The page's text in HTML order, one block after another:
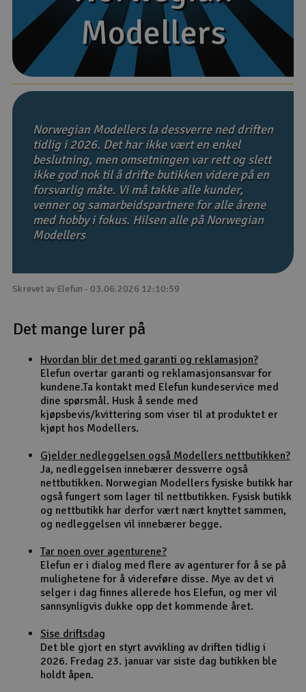
Båter
Droner
Droner for FPV
Fly
Helikopter
Kamerautstyr
Modellbygging, LEGO & byggesett
Outlet
Radioutstyr
Raketter
Smarthjem, lek & hobby
Solenergi
Sparkesykler & elkjøretøy
Gavekort
Modellers
Modellers
Norwegian Modellers la dessverre ned driften
tidlig i 2026. Det har ikke vært en enkel
beslutning, men omsetningen var rett og slett
ikke god nok til å drifte butikken videre på en
forsvarlig måte. Vi må takke alle kunder,
venner og samarbeidspartnere for alle årene
med hobby i fokus. Hilsen alle på Norwegian
Modellers
Skrevet av Elefun - 03.06.2026 12:10:59
Det mange lurer på
Hvordan blir det med garanti og reklamasjon?
Elefun overtar garanti og reklamasjonsansvar for
kundene.Ta kontakt med Elefun kundeservice med
dine spørsmål. Husk å sende med
kjøpsbevis/kvittering som viser til at produktet er
kjøpt hos Modellers.
Gjelder nedleggelsen også Modellers nettbutikken?
Ja, nedleggelsen innebærer dessverre også
nettbutikken. Norwegian Modellers fysiske butikk har
også fungert som lager til nettbutikken. Fysisk butikk
og nettbutikk har derfor vært nært knyttet sammen,
og nedleggelsen vil innebærer begge.
Tar noen over agenturene?
Elefun er i dialog med flere av agenturer for å se på
mulighetene for å videreføre disse. Mye av det vi
selger i dag finnes allerede hos Elefun, og mer vil
sannsynligvis dukke opp det kommende året.
Sise driftsdag
Det ble gjort en styrt avvikling av driften tidlig i
2026. Fredag 23. januar var siste dag butikken ble
holdt åpen.